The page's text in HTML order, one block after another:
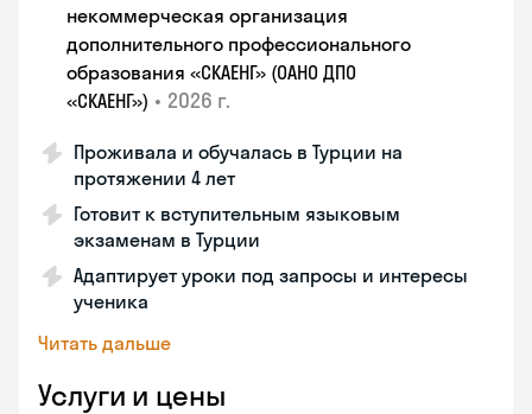
некоммерческая организация
дополнительного профессионального
образования «СКАЕНГ» (ОАНО ДПО
«СКАЕНГ») • 2026 г.
Проживала и обучалась в Турции на
протяжении 4 лет
Готовит к вступительным языковым
экзаменам в Турции
Адаптирует уроки под запросы и интересы
ученика
Читать дальше
Услуги и цены